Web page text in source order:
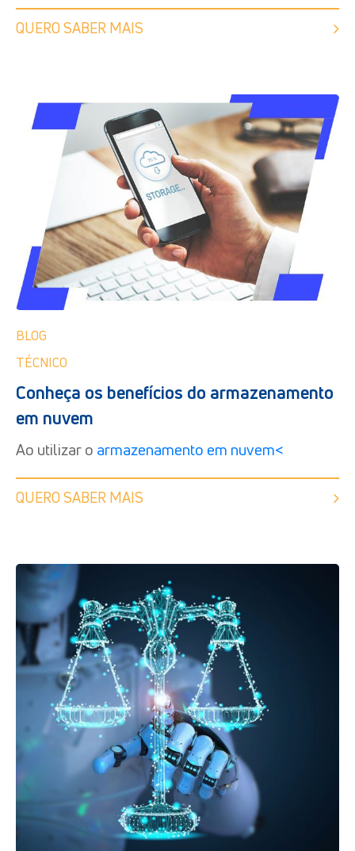
QUERO SABER MAIS
BLOG
TÉCNICO
Conheça os benefícios do armazenamento
em nuvem
Ao utilizar o armazenamento em nuvem<
QUERO SABER MAIS